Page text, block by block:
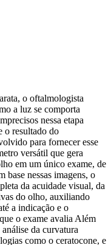
o oftalmologista
a luz se comporta
nessa etapa
o resultado do
para fornecer esse
versátil que gera
em um único exame, de
nessas imagens, o
da acuidade visual, da
do olho, auxiliando
a indicação e o
o exame avalia Além
da curvatura
como o ceratocone, e